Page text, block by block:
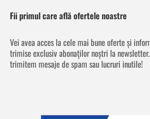
Fii primul care află ofertele noastre
Vei avea acces la cele mai bune oferte și
trimise exclusiv abonaților noștri la
trimitem mesaje de spam sau lucruri inutile!